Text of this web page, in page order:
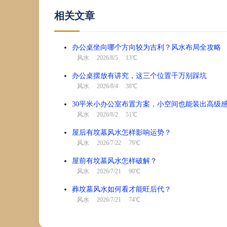
相关文章
办公桌坐向哪个方向较为吉利？风水布局全攻略
风水 2026/8/5 13℃
办公桌摆放有讲究，这三个位置千万别踩坑
风水 2026/8/4 38℃
30平米小办公室布置方案，小空间也能装出高级
风水 2026/8/2 51℃
屋后有坟墓风水怎样影响运势？
风水 2026/7/22 79℃
屋前有坟墓风水怎样破解？
风水 2026/7/21 90℃
葬坟墓风水如何看才能旺后代？
风水 2026/7/21 74℃